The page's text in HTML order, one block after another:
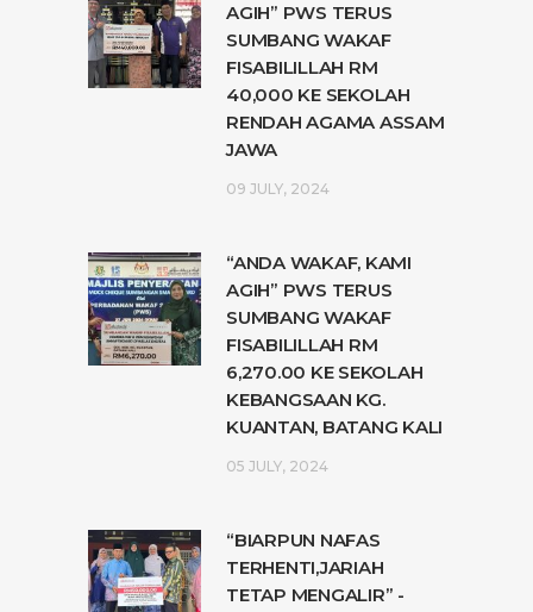
AGIH” PWS TERUS
SUMBANG WAKAF
FISABILILLAH RM
40,000 KE SEKOLAH
RENDAH AGAMA ASSAM
JAWA
09 JULY, 2024
“ANDA WAKAF, KAMI
AGIH” PWS TERUS
SUMBANG WAKAF
FISABILILLAH RM
6,270.00 KE SEKOLAH
KEBANGSAAN KG.
KUANTAN, BATANG KALI
05 JULY, 2024
“BIARPUN NAFAS
TERHENTI,JARIAH
TETAP MENGALIR” -